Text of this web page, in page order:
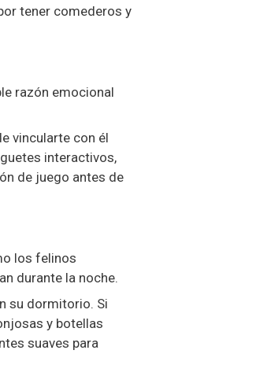
tener comederos y
razón emocional
vincularte con él
interactivos,
de juego antes de
los felinos
durante la noche.
su dormitorio. Si
y botellas
suaves para